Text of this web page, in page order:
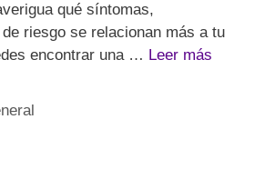
qué síntomas,
riesgo se relacionan más a tu
encontrar una … Leer más